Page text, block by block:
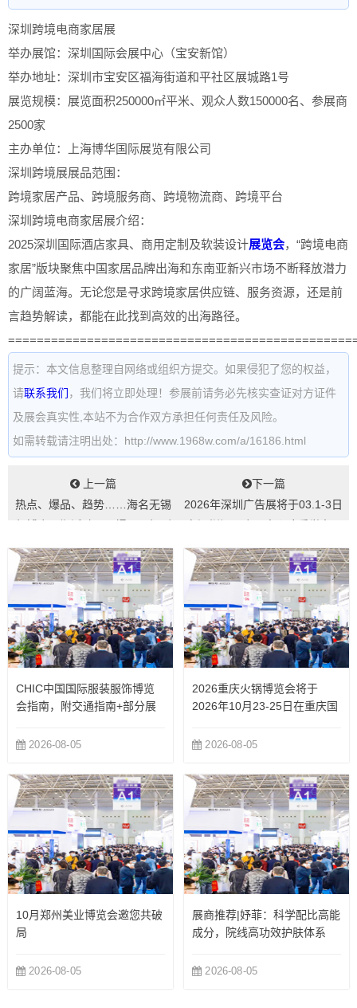
深圳跨境电商家居展
举办展馆：深圳国际会展中心（宝安新馆）
举办地址：深圳市宝安区福海街道和平社区展城路1号
展览规模：展览面积250000㎡平米、观众人数150000名、参展商
2500家
主办单位：上海博华国际展览有限公司
深圳跨境展展品范围：
跨境家居产品、跨境服务商、跨境物流商、跨境平台
深圳跨境电商家居展介绍：
2025深圳国际酒店家具、商用定制及软装设计展览会，“跨境电商
家居”版块聚焦中国家居品牌出海和东南亚新兴市场不断释放潜力
的广阔蓝海。无论您是寻求跨境家居供应链、服务资源，还是前
言趋势解读，都能在此找到高效的出海路径。
提示：本文信息整理自网络或组织方提交。如果侵犯了您的权益，
请联系我们 ，我们将立即处理！参展前请务必先核实查证对方证件
及展会真实性,本站不为合作双方承担任何责任及风险。
如需转载请注明出处：http://www.1968w.com/a/16186.html
上一篇
热点、爆品、趋势……海名无锡
经营落地，给...
下一篇
2026年深圳广告展将于03.1-3日
CHIC中国国际服装服饰博览
会指南，附交通指南+部分展
2026-08-05
2026重庆火锅博览会将于
2026年10月23-25日在重庆国
2026-08-05
10月郑州美业博览会邀您共破
局
2026-08-05
展商推荐|妤菲：科学配比高能
成分，院线高功效护肤体系
2026-08-05